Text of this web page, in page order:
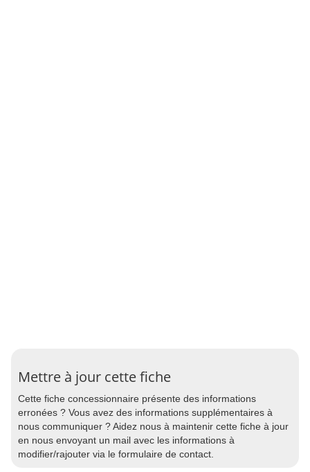
Mettre à jour cette fiche
Cette fiche concessionnaire présente des informations
erronées ? Vous avez des informations supplémentaires à
nous communiquer ? Aidez nous à maintenir cette fiche à jour
en nous envoyant un mail avec les informations à
modifier/rajouter via le formulaire de contact.